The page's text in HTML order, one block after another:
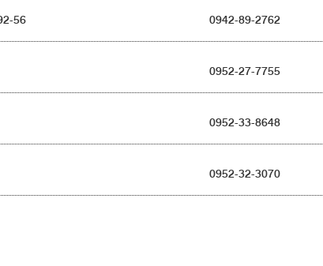
56 0942-89-2762
0952-27-7755
0952-33-8648
0952-32-3070